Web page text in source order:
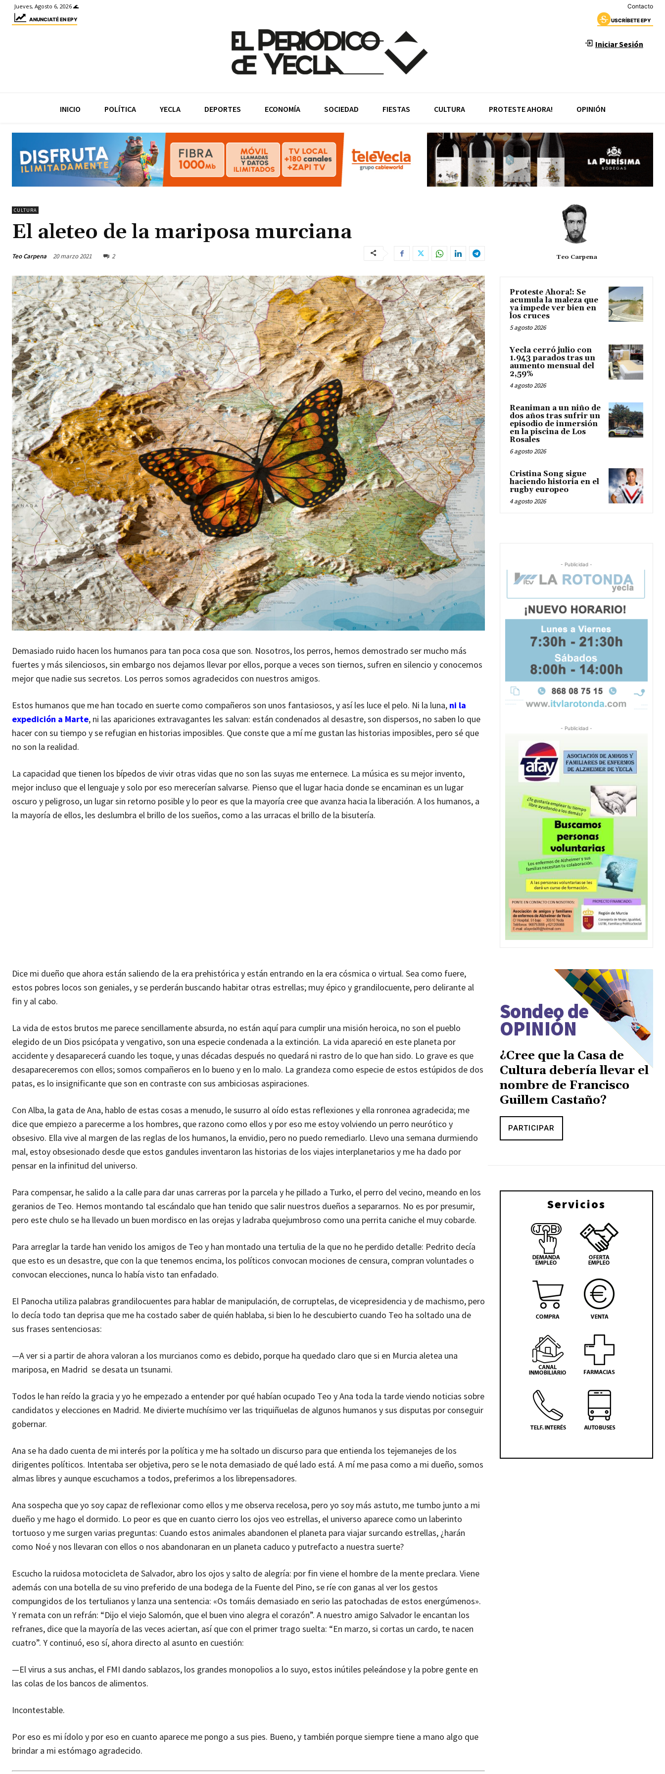
Jueves, Agosto 6, 2026 🌊 Contacto
ANUNCIATÉ EN EPY USCRÍBETE EPY
Iniciar Sesión
INICIO POLÍTICA YECLA DEPORTES ECONOMÍA SOCIEDAD FIESTAS CULTURA PROTESTE AHORA! OPINIÓN
CULTURA
El aleteo de la mariposa murciana
Teo Carpena 20 marzo 2021 2
Demasiado ruido hacen los humanos para tan poca cosa que son. Nosotros, los perros, hemos demostrado ser mucho más
fuertes y más silenciosos, sin embargo nos dejamos llevar por ellos, porque a veces son tiernos, sufren en silencio y conocemos
mejor que nadie sus secretos. Los perros somos agradecidos con nuestros amigos.
Estos humanos que me han tocado en suerte como compañeros son unos fantasiosos, y así les luce el pelo. Ni la luna, ni la
expedición a Marte, ni las apariciones extravagantes les salvan: están condenados al desastre, son dispersos, no saben lo que
hacer con su tiempo y se refugian en historias imposibles. Que conste que a mí me gustan las historias imposibles, pero sé que
no son la realidad.
La capacidad que tienen los bípedos de vivir otras vidas que no son las suyas me enternece. La música es su mejor invento,
mejor incluso que el lenguaje y solo por eso merecerían salvarse. Pienso que el lugar hacia donde se encaminan es un lugar
oscuro y peligroso, un lugar sin retorno posible y lo peor es que la mayoría cree que avanza hacia la liberación. A los humanos, a
la mayoría de ellos, les deslumbra el brillo de los sueños, como a las urracas el brillo de la bisutería.
Dice mi dueño que ahora están saliendo de la era prehistórica y están entrando en la era cósmica o virtual. Sea como fuere,
estos pobres locos son geniales, y se perderán buscando habitar otras estrellas; muy épico y grandilocuente, pero delirante al
fin y al cabo.
La vida de estos brutos me parece sencillamente absurda, no están aquí para cumplir una misión heroica, no son el pueblo
elegido de un Dios psicópata y vengativo, son una especie condenada a la extinción. La vida apareció en este planeta por
accidente y desaparecerá cuando les toque, y unas décadas después no quedará ni rastro de lo que han sido. Lo grave es que
desapareceremos con ellos; somos compañeros en lo bueno y en lo malo. La grandeza como especie de estos estúpidos de dos
patas, es lo insignificante que son en contraste con sus ambiciosas aspiraciones.
Con Alba, la gata de Ana, hablo de estas cosas a menudo, le susurro al oído estas reflexiones y ella ronronea agradecida; me
dice que empiezo a parecerme a los hombres, que razono como ellos y por eso me estoy volviendo un perro neurótico y
obsesivo. Ella vive al margen de las reglas de los humanos, la envidio, pero no puedo remediarlo. Llevo una semana durmiendo
mal, estoy obsesionado desde que estos gandules inventaron las historias de los viajes interplanetarios y me ha dado por
pensar en la infinitud del universo.
Para compensar, he salido a la calle para dar unas carreras por la parcela y he pillado a Turko, el perro del vecino, meando en los
geranios de Teo. Hemos montando tal escándalo que han tenido que salir nuestros dueños a separarnos. No es por presumir,
pero este chulo se ha llevado un buen mordisco en las orejas y ladraba quejumbroso como una perrita caniche el muy cobarde.
Para arreglar la tarde han venido los amigos de Teo y han montado una tertulia de la que no he perdido detalle: Pedrito decía
que esto es un desastre, que con la que tenemos encima, los políticos convocan mociones de censura, compran voluntades o
convocan elecciones, nunca lo había visto tan enfadado.
El Panocha utiliza palabras grandilocuentes para hablar de manipulación, de corruptelas, de vicepresidencia y de machismo, pero
lo decía todo tan deprisa que me ha costado saber de quién hablaba, si bien lo he descubierto cuando Teo ha soltado una de
sus frases sentenciosas:
—A ver si a partir de ahora valoran a los murcianos como es debido, porque ha quedado claro que si en Murcia aletea una
mariposa, en Madrid se desata un tsunami.
Todos le han reído la gracia y yo he empezado a entender por qué habían ocupado Teo y Ana toda la tarde viendo noticias sobre
candidatos y elecciones en Madrid. Me divierte muchísimo ver las triquiñuelas de algunos humanos y sus disputas por conseguir
gobernar.
Ana se ha dado cuenta de mi interés por la política y me ha soltado un discurso para que entienda los tejemanejes de los
dirigentes políticos. Intentaba ser objetiva, pero se le nota demasiado de qué lado está. A mí me pasa como a mi dueño, somos
almas libres y aunque escuchamos a todos, preferimos a los librepensadores.
Ana sospecha que yo soy capaz de reflexionar como ellos y me observa recelosa, pero yo soy más astuto, me tumbo junto a mi
dueño y me hago el dormido. Lo peor es que en cuanto cierro los ojos veo estrellas, el universo aparece como un laberinto
tortuoso y me surgen varias preguntas: Cuando estos animales abandonen el planeta para viajar surcando estrellas, ¿harán
como Noé y nos llevaran con ellos o nos abandonaran en un planeta caduco y putrefacto a nuestra suerte?
Escucho la ruidosa motocicleta de Salvador, abro los ojos y salto de alegría: por fin viene el hombre de la mente preclara. Viene
además con una botella de su vino preferido de una bodega de la Fuente del Pino, se ríe con ganas al ver los gestos
compungidos de los tertulianos y lanza una sentencia: «Os tomáis demasiado en serio las patochadas de estos energúmenos».
Y remata con un refrán: “Dijo el viejo Salomón, que el buen vino alegra el corazón”. A nuestro amigo Salvador le encantan los
refranes, dice que la mayoría de las veces aciertan, así que con el primer trago suelta: “En marzo, si cortas un cardo, te nacen
cuatro”. Y continuó, eso sí, ahora directo al asunto en cuestión:
—El virus a sus anchas, el FMI dando sablazos, los grandes monopolios a lo suyo, estos inútiles peleándose y la pobre gente en
las colas de los bancos de alimentos.
Incontestable.
Por eso es mi ídolo y por eso en cuanto aparece me pongo a sus pies. Bueno, y también porque siempre tiene a mano algo que
brindar a mi estómago agradecido.
Teo Carpena
Proteste Ahora!: Se
acumula la maleza que
ya impede ver bien en
los cruces
5 agosto 2026
Yecla cerró julio con
1.943 parados tras un
aumento mensual del
2,59%
4 agosto 2026
Reaniman a un niño de
dos años tras sufrir un
episodio de inmersión
en la piscina de Los
Rosales
6 agosto 2026
Cristina Song sigue
haciendo historia en el
rugby europeo
4 agosto 2026
- Publicidad -
- Publicidad -
Sondeo de
OPINIÓN
¿Cree que la Casa de
Cultura debería llevar el
nombre de Francisco
Guillem Castaño?
PARTICIPAR
Servicios